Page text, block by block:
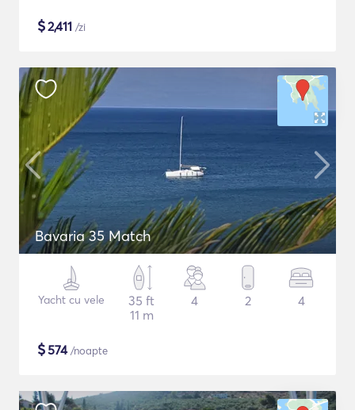
$2,411 /zi
Bavaria 35 Match
Yacht cu vele
35 ft
11 m
4 2 4
$574/noapte